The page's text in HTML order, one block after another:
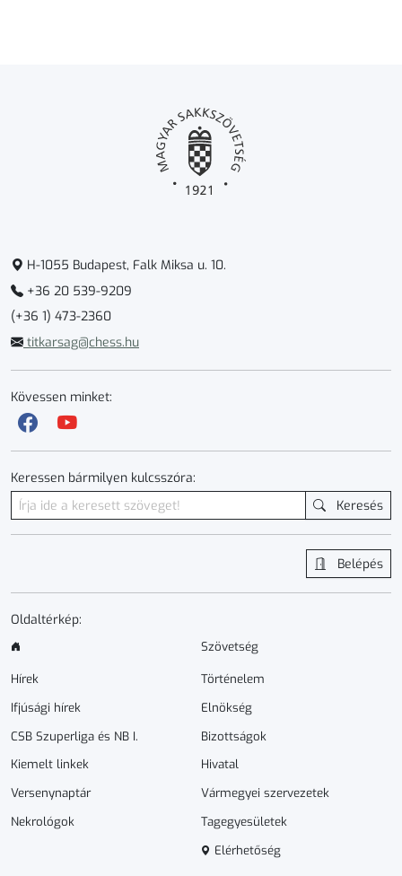
H-1055 Budapest, Falk Miksa u. 10.
+36 20 539-9209
(+36 1) 473-2360
titkarsag@chess.hu
Kövessen minket:
Keressen bármilyen kulcsszóra:
Keresés
Belépés
Oldaltérkép:
Hírek
Ifjúsági hírek
CSB Szuperliga és NB I.
Kiemelt linkek
Versenynaptár
Nekrológok
Szövetség
Történelem
Elnökség
Bizottságok
Hivatal
Vármegyei szervezetek
Tagegyesületek
Elérhetőség